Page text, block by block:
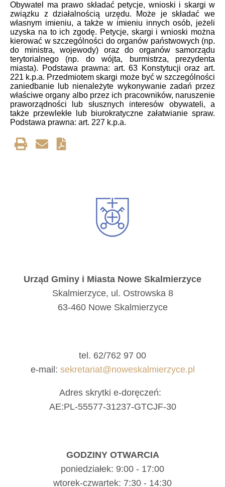
Obywatel ma prawo składać petycje, wnioski i skargi w
związku z działalnością urzędu. Może je składać we
własnym imieniu, a także w imieniu innych osób, jeżeli
uzyska na to ich zgodę. Petycje, skargi i wnioski można
kierować w szczególności do organów państwowych (np.
do ministra, wojewody) oraz do organów samorządu
terytorialnego (np. do wójta, burmistrza, prezydenta
miasta). Podstawa prawna: art. 63 Konstytucji oraz art.
221 k.p.a. Przedmiotem skargi może być w szczególności
zaniedbanie lub nienależyte wykonywanie zadań przez
właściwe organy albo przez ich pracowników, naruszenie
praworządności lub słusznych interesów obywateli, a
także przewlekłe lub biurokratyczne załatwianie spraw.
Podstawa prawna: art. 227 k.p.a.
Urząd Gminy i Miasta Nowe Skalmierzyce
Skalmierzyce, ul. Ostrowska 8
63-460 Nowe Skalmierzyce
tel. 62/762 97 00
e-mail: sekretariat@noweskalmierzyce.pl
Adres skrytki e-doręczeń:
AE:PL-55577-31237-GTCJF-30
GODZINY OTWARCIA
poniedziałek: 9:00 - 17:00
wtorek-czwartek: 7:30 - 14:30